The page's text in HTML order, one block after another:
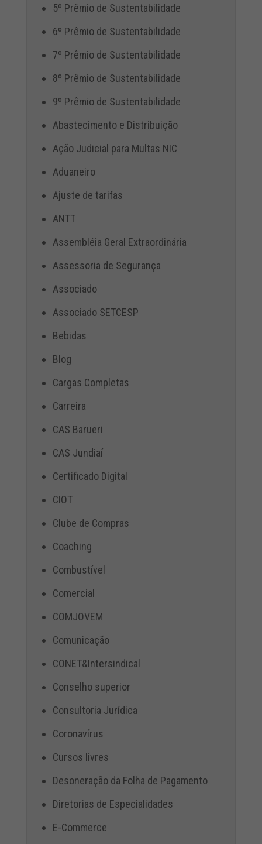
5º Prêmio de Sustentabilidade
6º Prêmio de Sustentabilidade
7º Prêmio de Sustentabilidade
8º Prêmio de Sustentabilidade
9º Prêmio de Sustentabilidade
Abastecimento e Distribuição
Ação Judicial para Multas NIC
Aduaneiro
Ajuste de tarifas
ANTT
Assembléia Geral Extraordinária
Assessoria de Segurança
Associado
Associado SETCESP
Bebidas
Blog
Cargas Completas
Carreira
CAS Barueri
CAS Jundiaí
Certificado Digital
CIOT
Clube de Compras
Coaching
Combustível
Comercial
COMJOVEM
Comunicação
CONET&Intersindical
Conselho superior
Consultoria Jurídica
Coronavírus
Cursos livres
Desoneração da Folha de Pagamento
Diretorias de Especialidades
E-Commerce